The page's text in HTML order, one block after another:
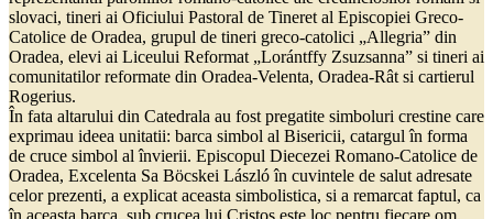
slovaci, tineri ai Oficiului Pastoral de Tineret al Episcopiei Greco-
Catolice de Oradea, grupul de tineri greco-catolici „Allegria” din
Oradea, elevi ai Liceului Reformat „Lorántffy Zsuzsanna” si tineri ai
comunitatilor reformate din Oradea-Velenta, Oradea-Rât si cartierul
Rogerius.
În fata altarului din Catedrala au fost pregatite simboluri crestine care
exprimau ideea unitatii: barca simbol al Bisericii, catargul în forma
de cruce simbol al învierii. Episcopul Diecezei Romano-Catolice de
Oradea, Excelenta Sa Böcskei László în cuvintele de salut adresate
celor prezenti, a explicat aceasta simbolistica, si a remarcat faptul, ca